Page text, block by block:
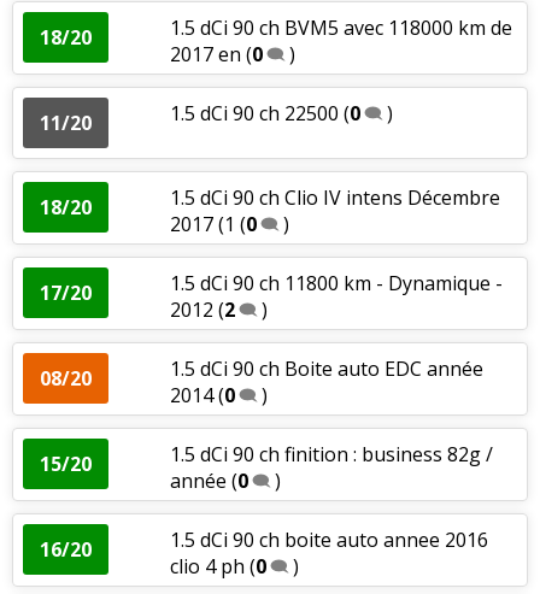
18/20
1.5 dCi 90 ch BVM5 avec 118000 km de
2017 en (0 )
11/20 1.5 dCi 90 ch 22500 (0 )
18/20
1.5 dCi 90 ch Clio IV intens Décembre
2017 (1 (0 )
17/20
1.5 dCi 90 ch 11800 km - Dynamique -
2012 (2 )
08/20
1.5 dCi 90 ch Boite auto EDC année
2014(0 )
15/20
1.5 dCi 90 ch finition : business 82g /
année (0 )
16/20
1.5 dCi 90 ch boite auto annee 2016
clio 4 ph (0 )